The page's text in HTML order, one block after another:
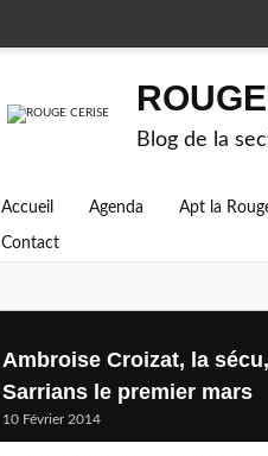
Blog de la
Accueil Agenda Apt la
Contact
Ambroise Croizat, la
Sarrians le premier mars
10 Février 2014